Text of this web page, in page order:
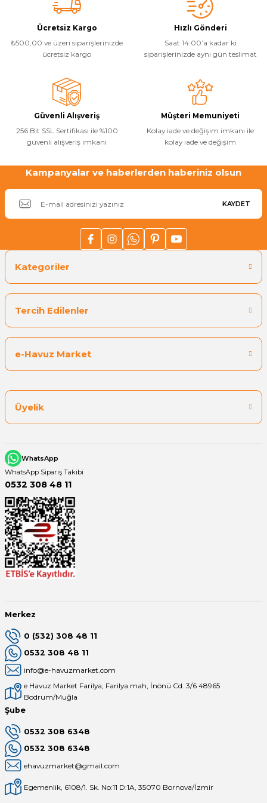
Yorum Yaz
Ürün resmi kalitesiz, bozuk veya görüntülenemiyor.
Ürün açıklamasında eksik bilgiler bulunuyor.
Ürün bilgilerinde hatalar bulunuyor.
Ürün fiyatı diğer sitelerden daha pahalı.
Bu ürüne benzer farklı alternatifler olmalı.
Gönder
Ücretsiz Kargo
₺500,00 ve üzeri siparişlerinizde
ücretsiz kargo
Hızlı Gönderi
Saat 14:00’a kadar ki
siparişlerinizde aynı gün teslimat
Güvenli Alışveriş
256 Bit SSL Sertifikası ile %100
güvenli alışveriş imkanı
Müşteri Memuniyeti
Kolay iade ve değişim imkanı ile
kolay iade ve değişim
Kampanyalar ve haberlerden haberiniz olsun
KAYDET
Kategoriler
Tercih Edilenler
e-Havuz Market
Üyelik
WhatsApp
WhatsApp Sipariş Takibi
0532 308 48 11
Merkez
0 (532) 308 48 11
0532 308 48 11
info@e-havuzmarket.com
e Havuz Market Farilya, Farilya mah, İnönü Cd. 3/6 48965
Bodrum/Muğla
Şube
0532 308 6348
0532 308 6348
ehavuzmarket@gmail.com
Egemenlik, 6108/1. Sk. No:11 D:1A, 35070 Bornova/İzmir